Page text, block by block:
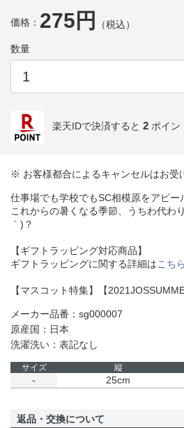
価格： 275円 （税込）
数量
楽天IDで決済すると 2 ポイン
※ お客様都合によるキャンセルはお受
仕事場でも学校でもSC相模原をアピー
これからの暑くなる季節、うちわ代わ
｀)？
【ギフトラッピング対応商品】
ギフトラッピングに関する詳細はこちら
【マスコット特集】【
メーカー品番：sg000007
原産国：日本
洗濯洗い：表記なし
サイズ 縦
- 25cm
返品・交換について